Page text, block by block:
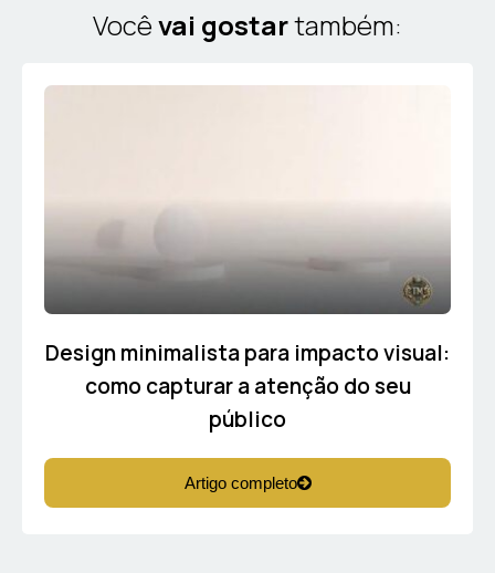
Vocêvai gostartambém:
Design minimalista para impacto visual:
como capturar a atenção do seu
público
Artigo completo